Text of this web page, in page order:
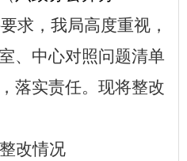
求，我局高度重视，
、中心对照问题清单
落实责任。现将整改
改情况